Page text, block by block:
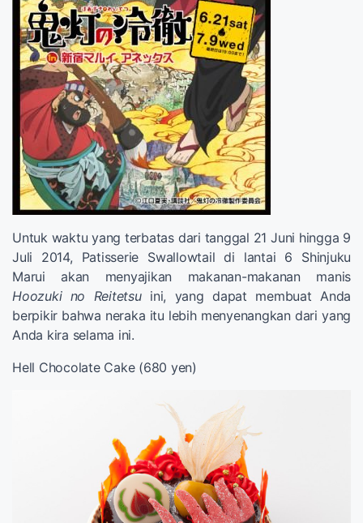
Untuk waktu yang terbatas dari tanggal 21 Juni hingga 9
Juli 2014, Patisserie Swallowtail di lantai 6 Shinjuku
Marui akan menyajikan makanan-makanan manis
Hoozuki no Reitetsuini, yang dapat membuat Anda
berpikir bahwa neraka itu lebih menyenangkan dari yang
Anda kira selama ini.
Hell Chocolate Cake (680 yen)